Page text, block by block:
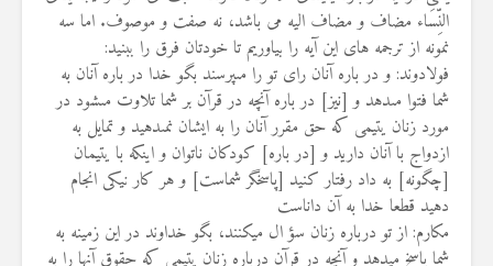
‏النِّسَاء مضاف و مضاف الیه می باشد، نه صفت و موصوف. اما سه
نمونه از ‏ترجمه های این آیه را بیاوریم تا خودتان فرق را ببنید:‏
فولادوند: و در باره آنان راى تو را مى‏پرسند بگو خدا در باره آنان به
شما ‏فتوا مى‏دهد و [نيز] در باره آنچه در قرآن بر شما تلاوت مى‏شود در
مورد ‏زنان يتيمى كه حق مقرر آنان را به ايشان نمى‏دهيد و تمايل به
ازدواج با آنان ‏داريد و [در باره] كودكان ناتوان و اينكه با يتيمان
[چگونه] به داد رفتار كنيد ‏‏[پاسخگر شماست] و هر كار نيكى انجام
دهيد قطعا خدا به آن داناست
مکارم: از تو درباره زنان سؤ ال مي‏كنند، بگو خداوند در اين زمينه به
شما ‏پاسخ مي‏دهد و آنچه در قرآن درباره زنان يتيمي كه حقوق آنها را به